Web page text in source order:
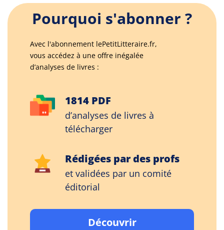
Pourquoi s'abonner ?
Avec l'abonnement lePetitLitteraire.fr,
vous accédez à une offre inégalée
d’analyses de livres :
1814 PDF
d’analyses de livres à
télécharger
Rédigées par des profs
et validées par un comité
éditorial
Découvrir